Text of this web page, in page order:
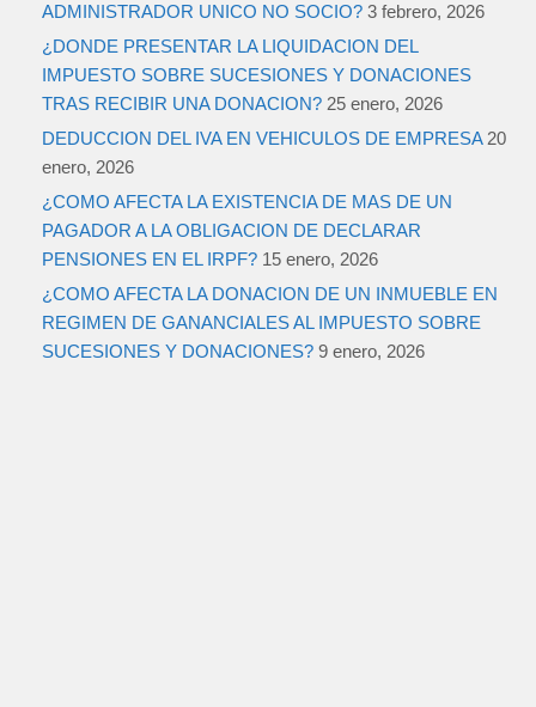
ADMINISTRADOR UNICO NO SOCIO? 3 febrero, 2026
¿DONDE PRESENTAR LA LIQUIDACION DEL
IMPUESTO SOBRE SUCESIONES Y DONACIONES
TRAS RECIBIR UNA DONACION? 25 enero, 2026
DEDUCCION DEL IVA EN VEHICULOS DE EMPRESA 20
enero, 2026
¿COMO AFECTA LA EXISTENCIA DE MAS DE UN
PAGADOR A LA OBLIGACION DE DECLARAR
PENSIONES EN EL IRPF? 15 enero, 2026
¿COMO AFECTA LA DONACION DE UN INMUEBLE EN
REGIMEN DE GANANCIALES AL IMPUESTO SOBRE
SUCESIONES Y DONACIONES? 9 enero, 2026